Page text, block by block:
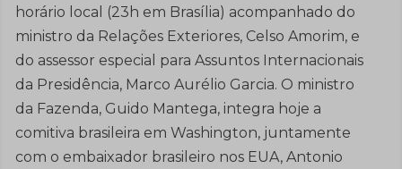
horário local (23h em Brasília) acompanhado do
ministro da Relações Exteriores, Celso Amorim, e
do assessor especial para Assuntos Internacionais
da Presidência, Marco Aurélio Garcia. O ministro
da Fazenda, Guido Mantega, integra hoje a
comitiva brasileira em Washington, juntamente
com o embaixador brasileiro nos EUA, Antonio